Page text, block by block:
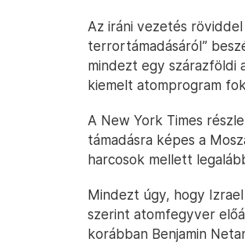
Az iráni vezetés
terrortámadásáról”
mindezt egy szárazföldi
kiemelt atomprogram
A New York Times
támadásra képes a
harcosok mellett
Mindezt úgy, hogy
szerint atomfegyver
korábban Benjamin